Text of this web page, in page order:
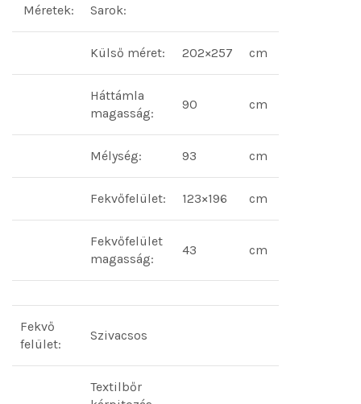
Méretek: Sarok:
Külső méret: 202×257 cm
Háttámla
magasság:
90 cm
Mélység: 93 cm
Fekvőfelület: 123×196 cm
Fekvőfelület
magasság:
43 cm
Fekvő
felület:
Szivacsos
Textilbőr